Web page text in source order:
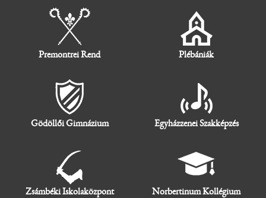
Premontrei Rend Plébániák
Gödöllői Gimnázium Egyházzenei Szakképzés
Zsámbéki Iskolaközpont Norbertinum Kollégium